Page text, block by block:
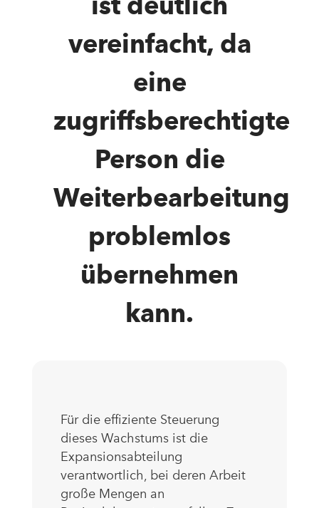
vereinfacht, da
eine
zugriffsberechtigte
Person die
Weiterbearbeitung
problemlos
übernehmen
kann.
Für die effiziente Steuerung
dieses Wachstums ist die
Expansionsabteilung
verantwortlich, bei deren Arbeit
große Mengen an